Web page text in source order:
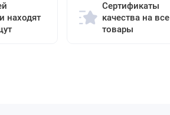
находят
Сертификаты
качества на все
товары